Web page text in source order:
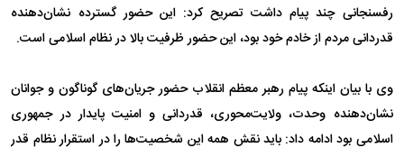
رفسنجانی چند پیام داشت تصریح کرد: این حضور گسترده نشان‌دهنده
قدردانی مردم از خادم خود بود، این حضور ظرفیت بالا در نظام اسلامی است.
وی با بیان اینکه پیام رهبر معظم انقلاب حضور جریان‌های گوناگون و جوانان
نشان‌دهنده وحدت، ولایت‌محوری، قدردانی و امنیت پایدار در جمهوری
اسلامی بود ادامه داد: باید نقش همه این شخصیت‌ها را در استقرار نظام قدر